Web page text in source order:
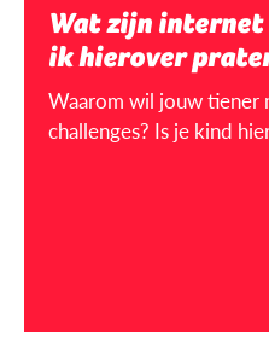
Wat zijn internet
ik hierover
Waarom wil jouw tiener
challenges? Is je kind